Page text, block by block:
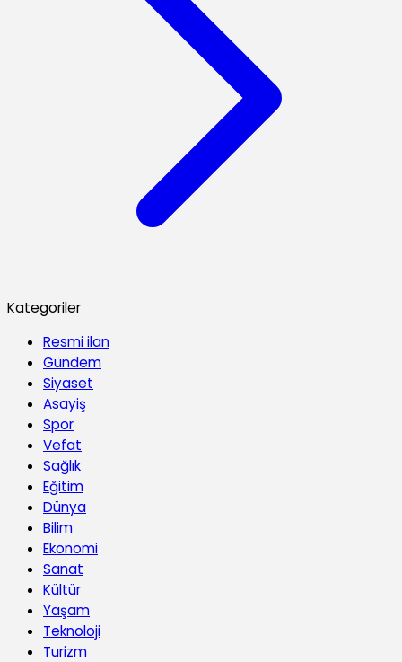
Kategoriler
Resmi ilan
Gündem
Siyaset
Asayiş
Spor
Vefat
Sağlık
Eğitim
Dünya
Bilim
Ekonomi
Sanat
Kültür
Yaşam
Teknoloji
Turizm